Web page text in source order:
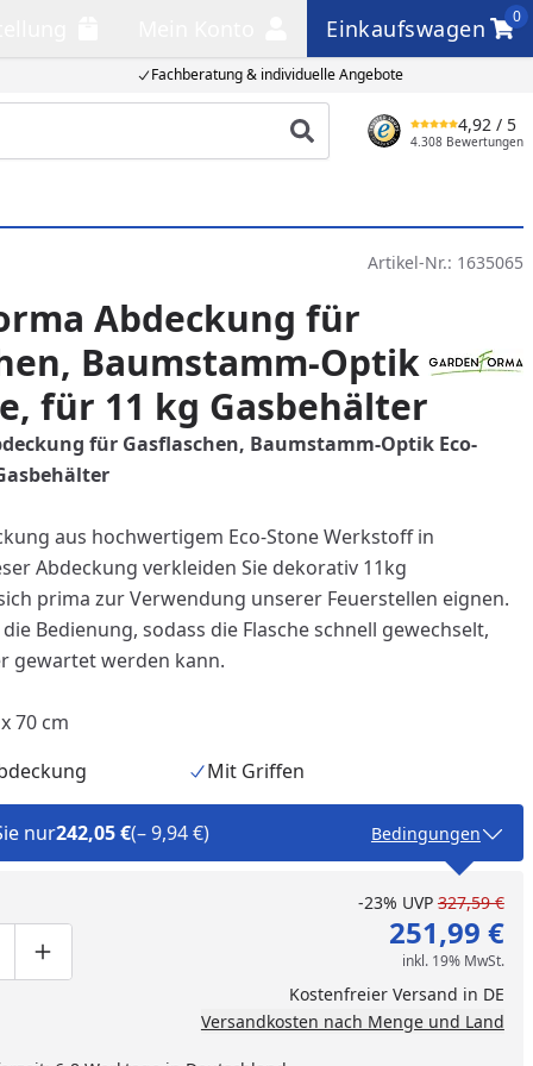
Fachberatung & individuelle Angebote
Einkaufswagen
0
Einkaufswagen
Produkt suchen
4,92 / 5
4.308 Bewertungen
Artikel-Nr.: 1635065
Abdeckung für
Baumstamm-Optik
für 11 kg Gasbehälter
für Gasflaschen, Baumstamm-Optik Eco-
aus hochwertigem Eco-Stone Werkstoff in
Abdeckung verkleiden Sie dekorativ 11kg
prima zur Verwendung unserer Feuerstellen eignen.
Bedienung, sodass die Flasche schnell gewechselt,
gewartet werden kann.
70 cm
Mit Griffen
nur242,05 €(– 9,94 €) Bedingungen
um eins verringern
manuell eingeben
Produktmenge um eins erhöhen
-23% UVP 327,59 €
251,99 €
inkl. 19% MwSt.
Kostenfreier Versand in DE
Versandkosten nach Menge und Land